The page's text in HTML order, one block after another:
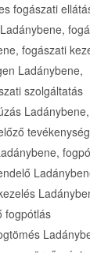
fogászati
fogászati
Ladánybene,
szolgáltatás
Ladánybene,
tevékenység
fogpótlás